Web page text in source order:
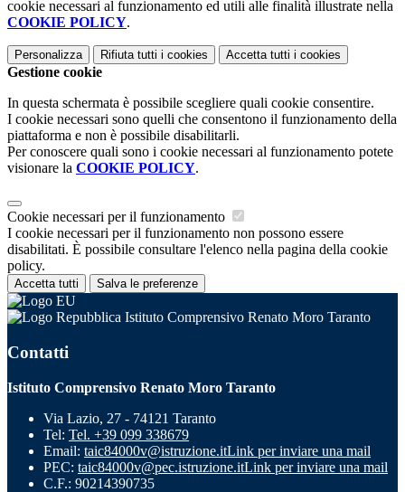
cookie necessari al funzionamento ed utili alle finalità illustrate nella
COOKIE POLICY.
Personalizza Rifiuta tutti i cookies Accetta tutti i cookies
Gestione cookie
In questa schermata è possibile scegliere quali cookie consentire.
I cookie necessari sono quelli che consentono il funzionamento della
piattaforma e non è possibile disabilitarli.
Per conoscere quali sono i cookie necessari al funzionamento potete
visionare la COOKIE POLICY.
Cookie necessari per il funzionamento
I cookie necessari per il funzionamento non possono essere
disabilitati. È possibile consultare l'elenco nella pagina della cookie
policy.
Accetta tutti Salva le preferenze
Istituto Comprensivo Renato Moro Taranto
Contatti
Istituto Comprensivo Renato Moro Taranto
Via Lazio, 27 - 74121 Taranto
Tel: Tel. +39 099 338679
Email: taic84000v@istruzione.itLink per inviare una mail
PEC: taic84000v@pec.istruzione.itLink per inviare una mail
C.F.: 90214390735